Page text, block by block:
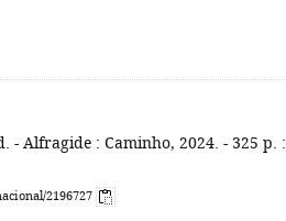
- Alfragide : Caminho, 2024. - 325 p. :
2196727